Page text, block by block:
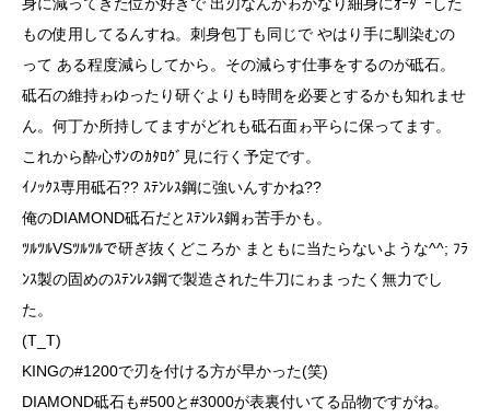
もの使用してるんすね。刺身包丁も同じで やはり手に馴染むの
って ある程度減らしてから。その減らす仕事をするのが砥石。
砥石の維持ゎゆったり研ぐよりも時間を必要とするかも知れませ
ん。何丁か所持してますがどれも砥石面ゎ平らに保ってます。
これから酔心ｻﾝのｶﾀﾛｸﾞ見に行く予定です。
ｲﾉｯｸｽ専用砥石?? ｽﾃﾝﾚｽ鋼に強いんすかね??
俺のDIAMOND砥石だとｽﾃﾝﾚｽ鋼ゎ苦手かも。
ﾂﾙﾂﾙVSﾂﾙﾂﾙで研ぎ抜くどころか まともに当たらないような^^; ﾌﾗ
ﾝｽ製の固めのｽﾃﾝﾚｽ鋼で製造された牛刀にゎまったく無力でし
た。
(T_T)
KINGの#1200で刃を付ける方が早かった(笑)
DIAMOND砥石も#500と#3000が表裏付いてる品物ですがね。